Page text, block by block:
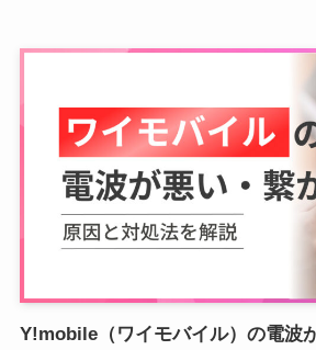
Y!mobile（ワイモバイル）の電波